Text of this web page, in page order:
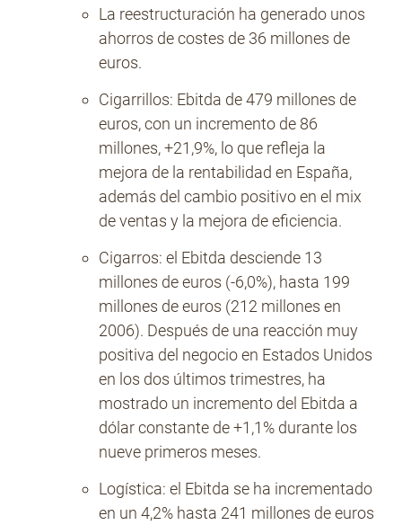
La reestructuración ha generado unos
ahorros de costes de 36 millones de
euros.
Cigarrillos: Ebitda de 479 millones de
euros, con un incremento de 86
millones, +21,9%, lo que refleja la
mejora de la rentabilidad en España,
además del cambio positivo en el mix
de ventas y la mejora de eficiencia.
Cigarros: el Ebitda desciende 13
millones de euros (-6,0%), hasta 199
millones de euros (212 millones en
2006). Después de una reacción muy
positiva del negocio en Estados Unidos
en los dos últimos trimestres, ha
mostrado un incremento del Ebitda a
dólar constante de +1,1% durante los
nueve primeros meses.
Logística: el Ebitda se ha incrementado
en un 4,2% hasta 241 millones de euros